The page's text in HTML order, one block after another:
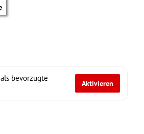
bevorzugte
Aktivieren